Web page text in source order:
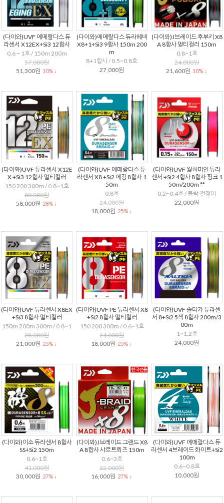
(다이와)UVF 에메랄다스 듀
라센서 X12EX+Si3 12합사
0.6 ~ 1호 / 150m 200m
57,000원
51,300원 10% ↓
(다이와)에메랄다스 듀라헤비
X8+1+Si3 9합사 150m 200
m
8+1합사 / 0.5~0.8호
27,000원
(다이와)J브레이드 후부키 X8
A 8합사 멀티컬러 150m
0.8~1호
24,000원
21,600원 10% ↓
(다이와)UVF 듀라센서 X12E
X +Si3 12합사 멀티컬러
150 200 300m / 0.8~1호
80,000원
58,000원 28% ↓
(다이와)UVF 에메랄다스 듀
라센서 X8 +Si2 에깅 8합사 1
50m
0.8호
24,000원
18,000원 25% ↓
(다이와)UVF 월하미인 듀라
센서 +Si2 4합사 8합사 핑크 1
50m/200m **
0.2~0.4호 / 볼락 전갱이
22,000원
(다이와)UVF 듀라센서 X8EX
+Si3 8합사 멀티컬러
150m 200m 300m / 0.8~1
28,000원
21,000원 25% ↓
(다이와)UVF PE 듀라센서 X8
+Si2 8합사 멀티컬러
150 200 300m / 0.6~1호
24,000원
18,000원 25% ↓
(다이와)UVF 솔티가 듀라센
서 8+Si2 5색 8합사 200m/3
00m
1~1.2호
24,000원
(다이와)이소 듀라센서 8합사
SS+Si2 150m
0.6~1호
41,000원
30,000원 27% ↓
(다이와)J브레이드 그랜드 X8
A 8합사 샤르트뢰즈 150m
0.6~3호
22,000원
16,000원 27% ↓
(다이와)UVF 에메랄다스 듀
라센서 4브레이드 화이트+Si2
100m
0.6~0.8호
10,000원